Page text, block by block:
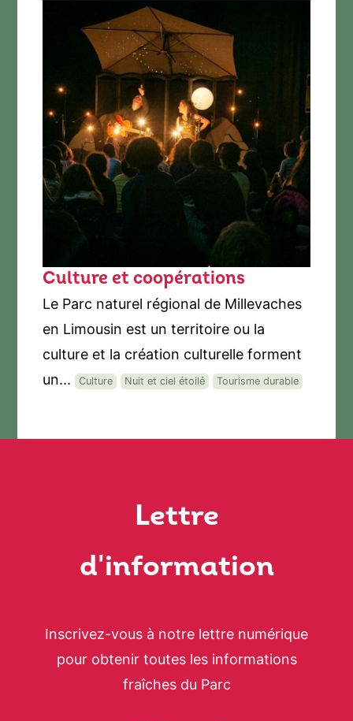
Culture et coopérations
Le Parc naturel régional de Millevaches
en Limousin est un territoire ou la
culture et la création culturelle forment
un... Culture Nuit et ciel étoilé Tourisme durable
Lettre
d'information
Inscrivez-vous à notre lettre numérique
pour obtenir toutes les informations
fraîches du Parc